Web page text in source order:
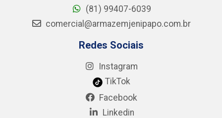
(81) 99407-6039
comercial@armazemjenipapo.com.br
Redes Sociais
Instagram
TikTok
Facebook
Linkedin